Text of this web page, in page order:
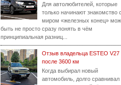
Для автолюбителей, которые
только начинают знакомство с
миром «железных конец»
быть не просто сразу понять в чём
принципиальная разниц...
Отзыв владельца ESTEO V27
после 3600 км
Когда выбирал новый
автомобиль, долго сравнивал